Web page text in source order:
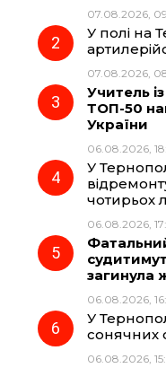
o
o
07.08.2026,
У полі на
07.08.2026,
Учитель
ТОП-50
України
06.08.2026,
У
чотирьох
06.08.2026,
загинула
06.08.2026,
У
сонячних
06.08.2026,